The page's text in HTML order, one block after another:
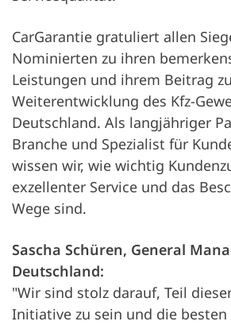
CarGarantie gratuliert allen
Nominierten zu ihren
Leistungen und ihrem Beitrag
Weiterentwicklung des Kfz-
Deutschland. Als langjähriger
Branche und Spezialist für
wissen wir, wie wichtig
exzellenter Service und das
Wege sind.
Sascha Schüren, General
Deutschland:
"Wir sind stolz darauf, Teil
Initiative zu sein und die